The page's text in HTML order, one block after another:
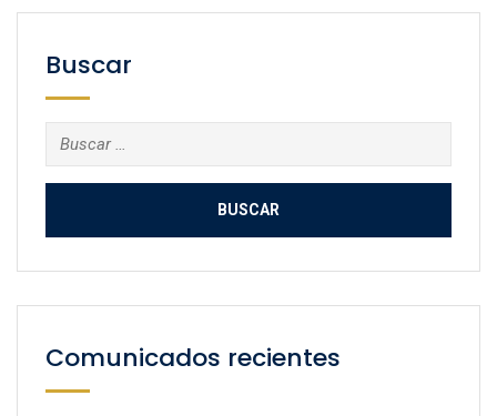
Buscar
Buscar:
Comunicados recientes